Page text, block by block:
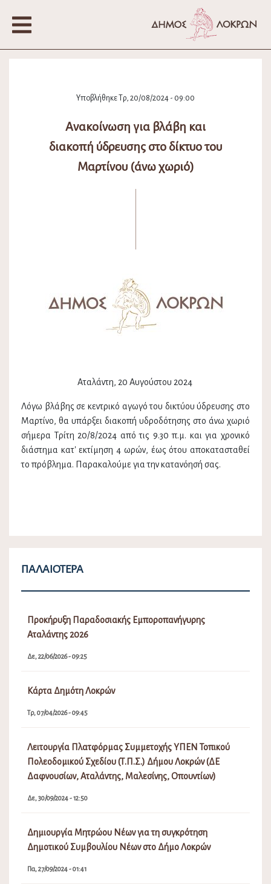
Υποβλήθηκε Τρ, 20/08/2024 - 09:00
Ανακοίνωση για βλάβη και
διακοπή ύδρευσης στο δίκτυο του
Μαρτίνου (άνω χωριό)
Αταλάντη, 20 Αυγούστου 2024
Λόγω βλάβης σε κεντρικό αγωγό του δικτύου ύδρευσης στο
Μαρτίνο, θα υπάρξει διακοπή υδροδότησης στο άνω χωριό
σήμερα Τρίτη 20/8/2024 από τις 9.30 π.μ. και για χρονικό
διάστημα κατ' εκτίμηση 4 ωρών, έως ότου αποκατασταθεί
το πρόβλημα. Παρακαλούμε για την κατανόησή σας.
ΠΑΛΑΙΌΤΕΡΑ
Προκήρυξη Παραδοσιακής Εμποροπανήγυρης
Αταλάντης 2026
Δε, 22/06/2026 - 09:25
Κάρτα Δημότη Λοκρών
Τρ, 07/04/2026 - 09:45
Λειτουργία Πλατφόρμας Συμμετοχής ΥΠΕΝ Τοπικού
Πολεοδομικού Σχεδίου (Τ.Π.Σ.) Δήμου Λοκρών (ΔΕ
Δαφνουσίων, Αταλάντης, Μαλεσίνης, Οπουντίων)
Δε, 30/09/2024 - 12:50
Δημιουργία Μητρώου Νέων για τη συγκρότηση
Δημοτικού Συμβουλίου Νέων στο Δήμο Λοκρών
Πα, 27/09/2024 - 01:41